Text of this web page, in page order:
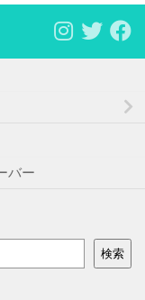
バー
検索